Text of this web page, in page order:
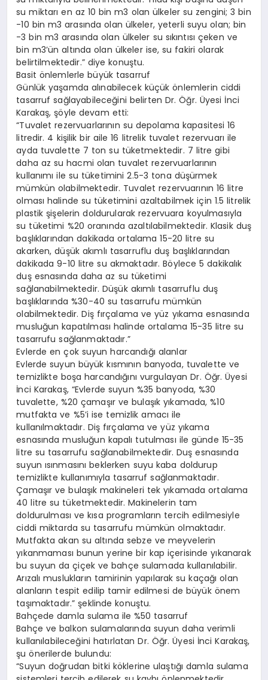
su miktarı en az 10 bin m3 olan ülkeler su zengini; 3 bin
-10 bin m3 arasında olan ülkeler, yeterli suyu olan; bin
-3 bin m3 arasında olan ülkeler su sıkıntısı çeken ve
bin m3’ün altında olan ülkeler ise, su fakiri olarak
belirtilmektedir.” diye konuştu.
Basit önlemlerle büyük tasarruf
Günlük yaşamda alınabilecek küçük önlemlerin ciddi
tasarruf sağlayabileceğini belirten Dr. Öğr. Üyesi İnci
Karakaş, şöyle devam etti:
“Tuvalet rezervuarlarının su depolama kapasitesi 16
litredir. 4 kişilik bir aile 16 litrelik tuvalet rezervuarı ile
ayda tuvalette 7 ton su tüketmektedir. 7 litre gibi
daha az su hacmi olan tuvalet rezervuarlarının
kullanımı ile su tüketimini 2.5-3 tona düşürmek
mümkün olabilmektedir. Tuvalet rezervuarının 16 litre
olması halinde su tüketimini azaltabilmek için 1.5 litrelik
plastik şişelerin doldurularak rezervuara koyulmasıyla
su tüketimi %20 oranında azaltılabilmektedir. Klasik duş
başlıklarından dakikada ortalama 15-20 litre su
akarken, düşük akımlı tasarruflu duş başlıklarından
dakikada 9-10 litre su akmaktadır. Böylece 5 dakikalık
duş esnasında daha az su tüketimi
sağlanabilmektedir. Düşük akımlı tasarruflu duş
başlıklarında %30-40 su tasarrufu mümkün
olabilmektedir. Diş fırçalama ve yüz yıkama esnasında
musluğun kapatılması halinde ortalama 15-35 litre su
tasarrufu sağlanmaktadır.”
Evlerde en çok suyun harcandığı alanlar
Evlerde suyun büyük kısmının banyoda, tuvalette ve
temizlikte boşa harcandığını vurgulayan Dr. Öğr. Üyesi
İnci Karakaş, “Evlerde suyun %35 banyoda, %30
tuvalette, %20 çamaşır ve bulaşık yıkamada, %10
mutfakta ve %5’i ise temizlik amacı ile
kullanılmaktadır. Diş fırçalama ve yüz yıkama
esnasında musluğun kapalı tutulması ile günde 15-35
litre su tasarrufu sağlanabilmektedir. Duş esnasında
suyun ısınmasını beklerken suyu kaba doldurup
temizlikte kullanımıyla tasarruf sağlanmaktadır.
Çamaşır ve bulaşık makineleri tek yıkamada ortalama
40 litre su tüketmektedir. Makinelerin tam
doldurulması ve kısa programların tercih edilmesiyle
ciddi miktarda su tasarrufu mümkün olmaktadır.
Mutfakta akan su altında sebze ve meyvelerin
yıkanmaması bunun yerine bir kap içerisinde yıkanarak
bu suyun da çiçek ve bahçe sulamada kullanılabilir.
Arızalı muslukların tamirinin yapılarak su kaçağı olan
alanların tespit edilip tamir edilmesi de büyük önem
taşımaktadır.” şeklinde konuştu.
Bahçede damla sulama ile %50 tasarruf
Bahçe ve balkon sulamalarında suyun daha verimli
kullanılabileceğini hatırlatan Dr. Öğr. Üyesi İnci Karakaş,
şu önerilerde bulundu:
“Suyun doğrudan bitki köklerine ulaştığı damla sulama